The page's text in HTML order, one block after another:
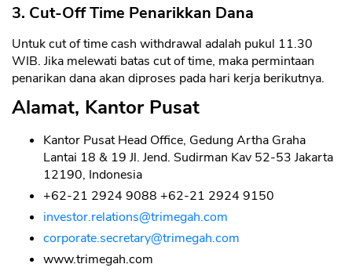
3. Cut-Off Time Penarikkan Dana
Untuk cut of time cash withdrawal adalah pukul 11.30
WIB. Jika melewati batas cut of time, maka permintaan
penarikan dana akan diproses pada hari kerja berikutnya.
Alamat, Kantor Pusat
Kantor Pusat Head Office, Gedung Artha Graha
Lantai 18 & 19 Jl. Jend. Sudirman Kav 52-53 Jakarta
12190, Indonesia
+62-21 2924 9088 +62-21 2924 9150
investor.relations@trimegah.com
corporate.secretary@trimegah.com
www.trimegah.com